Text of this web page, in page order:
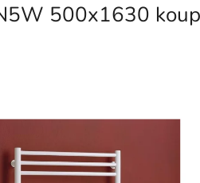
500x1630